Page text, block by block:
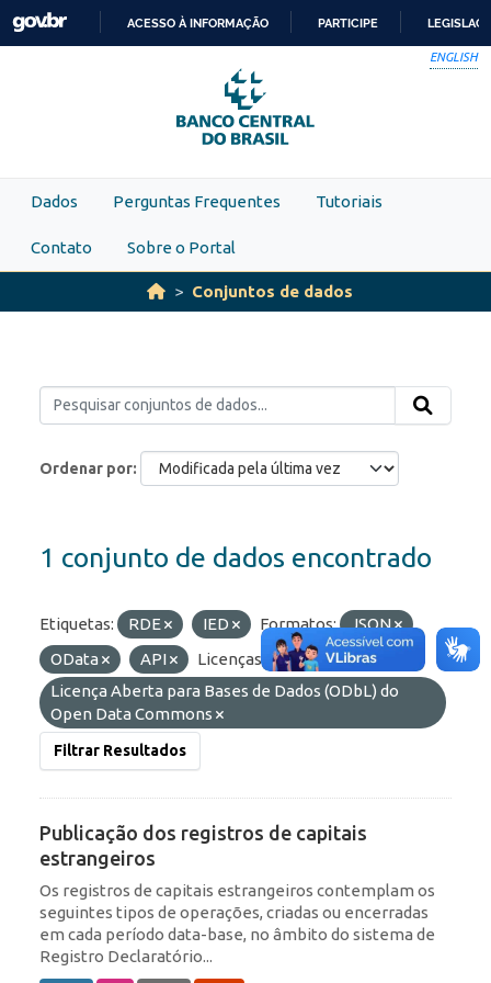
Skip to main content
PARA
O
CONTEÚDO
ACESSO À INFORMAÇÃO PARTICIPE
ENGLISH
Dados Perguntas Frequentes Tutoriais
Contato Sobre o Portal
Conjuntos de dados
Ordenar por
1 conjunto de dados encontrado
Etiquetas: RDE IED Formatos:
JSON
OData
API
Licenças:
Licença Aberta para Bases de Dados (ODbL) do
Open Data Commons
Filtrar Resultados
Publicação dos registros de capitais
estrangeiros
Os registros de capitais estrangeiros contemplam os
seguintes tipos de operações, criadas ou encerradas
em cada período data-base, no âmbito do sistema de
Registro Declaratório...